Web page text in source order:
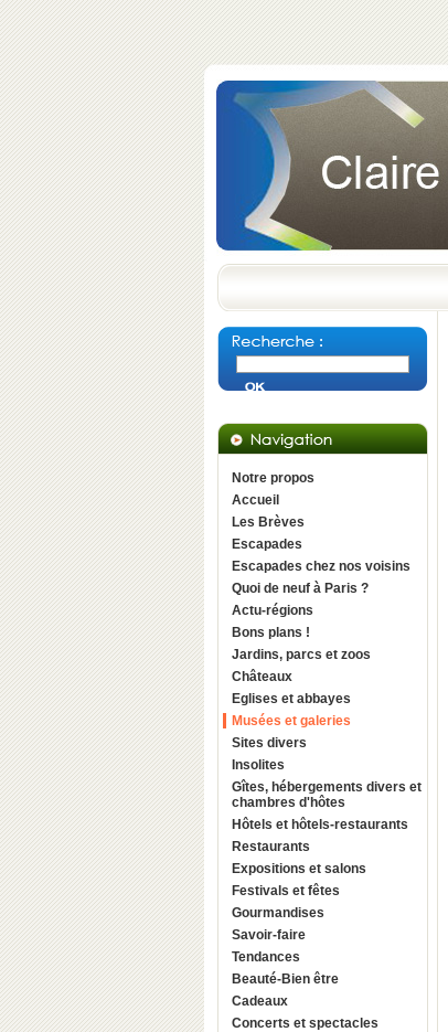
Notre propos
Accueil
Les Brèves
Escapades
Escapades chez nos voisins
Quoi de neuf à Paris ?
Actu-régions
Bons plans !
Jardins, parcs et zoos
Châteaux
Eglises et abbayes
Musées et galeries
Sites divers
Insolites
Gîtes, hébergements divers et
chambres d'hôtes
Hôtels et hôtels-restaurants
Restaurants
Expositions et salons
Festivals et fêtes
Gourmandises
Savoir-faire
Tendances
Beauté-Bien être
Cadeaux
Concerts et spectacles